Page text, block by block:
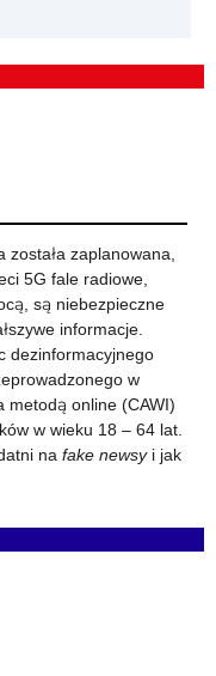
została zaplanowana,
5G fale radiowe,
są niebezpieczne
informacje.
dezinformacyjnego
w
metodą online (CAWI)
w wieku 18 – 64 lat.
na fake newsyi jak